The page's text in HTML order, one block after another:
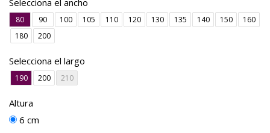
Selecciona el ancho
80 90 100 105 110 120 130 135 140 150
160
180
200
Selecciona el largo
190 200 210
Altura
6 cm